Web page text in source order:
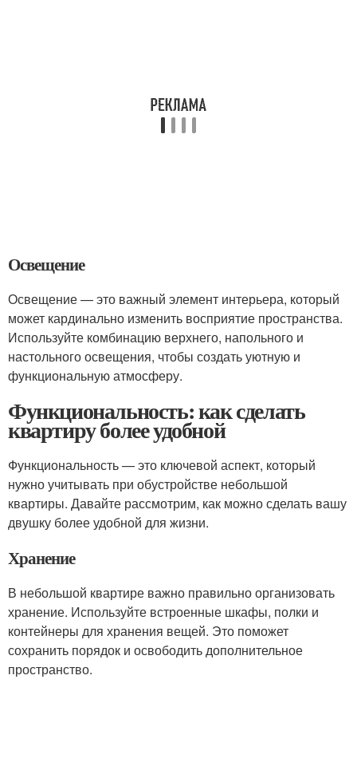
Освещение
Освещение — это важный элемент интерьера, который
может кардинально изменить восприятие пространства.
Используйте комбинацию верхнего, напольного и
настольного освещения, чтобы создать уютную и
функциональную атмосферу.
Функциональность: как сделать
квартиру более удобной
Функциональность — это ключевой аспект, который
нужно учитывать при обустройстве небольшой
квартиры. Давайте рассмотрим, как можно сделать вашу
двушку более удобной для жизни.
Хранение
В небольшой квартире важно правильно организовать
хранение. Используйте встроенные шкафы, полки и
контейнеры для хранения вещей. Это поможет
сохранить порядок и освободить дополнительное
пространство.